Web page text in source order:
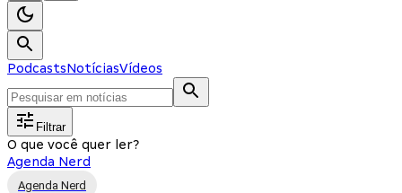
PodcastsNotíciasVídeos
Filtrar
O que você quer ler?
Agenda Nerd
Agenda Nerd